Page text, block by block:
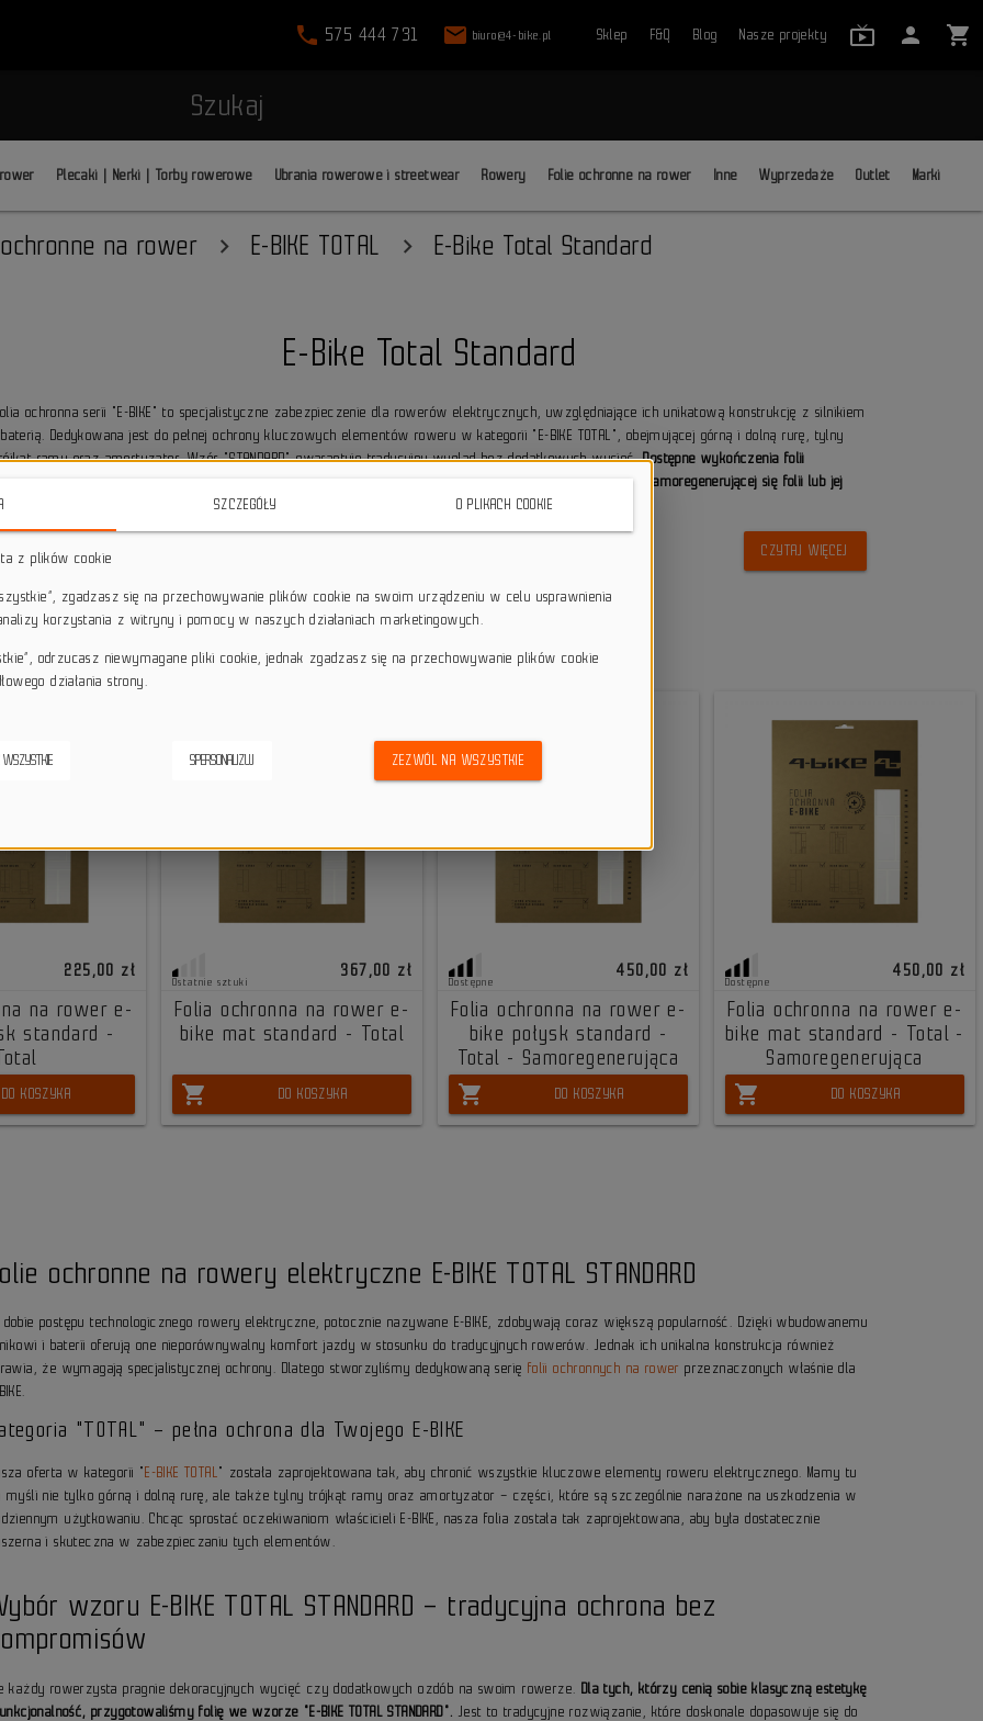
phone 575 444 731 mail biuro@4-bike.pl Sklep F&Q Blog Nasze projekty live_tv_24
person shopping_cart
Szukaj
Plecaki | Nerki | Torby rowerowe Ubrania rowerowe i streetwear Rowery Folie ochronne na rower Inne Wyprzedaże Outlet Marki
na rower E-BIKE TOTAL E-Bike Total Standard
E-Bike Total Standard
ochronna serii "E-BIKE" to specjalistyczne zabezpieczenie dla rowerów elektrycznych, uwzględniające ich unikatową konstrukcję z silnikiem
Dedykowana jest do pełnej ochrony kluczowych elementów roweru w kategorii "E-BIKE TOTAL", obejmującej górną i dolną rurę, tylny
ramy oraz amortyzator. Wzór "STANDARD" gwarantuje tradycyjny wygląd bez dodatkowych wycięć.Dostępne wykończenia folii
ochronnych E-BIKE TOTAL STANDARD: matowe lub błyszczące, można dostosować do lakieru roweru, z opcją samoregenerującej się folii lub jej
CZYTAJ WIĘCEJ
225,00 zł
na rower e-
standard -
DO KOSZYKA
Ostatnie sztuki
367,00 zł
Folia ochronna na rower e-
bike mat standard - Total
shopping_cart DO KOSZYKA
Dostępne
450,00 zł
Folia ochronna na rower e-
bike połysk standard -
Total - Samoregenerująca
shopping_cart DO KOSZYKA
Dostępne
450,00 zł
Folia ochronna na rower e-
bike mat standard - Total -
Samoregenerująca
shopping_cart DO KOSZYKA
ochronne na rowery elektryczne E-BIKE TOTAL STANDARD
dobie postępu technologicznego rowery elektryczne, potocznie nazywane E-BIKE, zdobywają coraz większą popularność. Dzięki wbudowanemu
i baterii oferują one nieporównywalny komfort jazdy w stosunku do tradycyjnych rowerów. Jednak ich unikalna konstrukcja również
że wymagają specjalistycznej ochrony. Dlatego stworzyliśmy dedykowaną serię folii ochronnych na rower przeznaczonych właśnie dla
"TOTAL" – pełna ochrona dla Twojego E-BIKE
oferta w kategorii "E-BIKE TOTAL " została zaprojektowana tak, aby chronić wszystkie kluczowe elementy roweru elektrycznego. Mamy tu
myśli nie tylko górną i dolną rurę, ale także tylny trójkąt ramy oraz amortyzator – części, które są szczególnie narażone na uszkodzenia w
użytkowaniu. Chcąc sprostać oczekiwaniom właścicieli E-BIKE, nasza folia została tak zaprojektowana, aby była dostatecznie
i skuteczna w zabezpieczaniu tych elementów.
wzoru E-BIKE TOTAL STANDARD – tradycyjna ochrona bez
każdy rowerzysta pragnie dekoracyjnych wycięć czy dodatkowych ozdób na swoim rowerze. Dla tych, którzy cenią sobie klasyczną estetykę
przygotowaliśmy folię we wzorze "E-BIKE TOTAL STANDARD". Jest to tradycyjne rozwiązanie, które doskonale dopasowuje się do
SZCZEGÓŁY O PLIKACH COOKIE
z plików cookie
zgadzasz się na przechowywanie plików cookie na swoim urządzeniu w celu usprawnienia
korzystania z witryny i pomocy w naszych działaniach marketingowych.
odrzucasz niewymagane pliki cookie, jednak zgadzasz się na przechowywanie plików cookie
działania strony.
WSZYSTKIE SPERSONALIZUJ ZEZWÓL NA WSZYSTKIE